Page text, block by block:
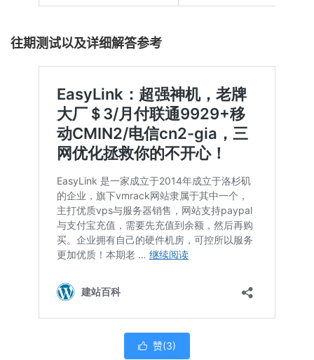
往期测试以及详细解答参考
 赞(3)